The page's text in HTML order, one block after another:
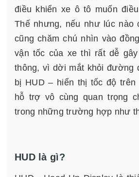
điều khiển xe ô tô muốn
Thế nhưng, nếu như lúc nào
cũng chăm chú nhìn vào
vận tốc của xe thì rất dễ
thông, vì dời mắt khỏi đường
bị HUD – hiển thị tốc độ trên
hỗ trợ vô cùng quan trọng
trong những trường hợp như
HUD là gì?